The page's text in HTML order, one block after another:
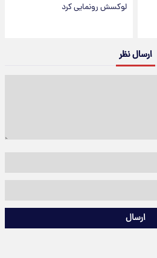
لوکسش رونمایی کرد
ارسال نظر
ارسال